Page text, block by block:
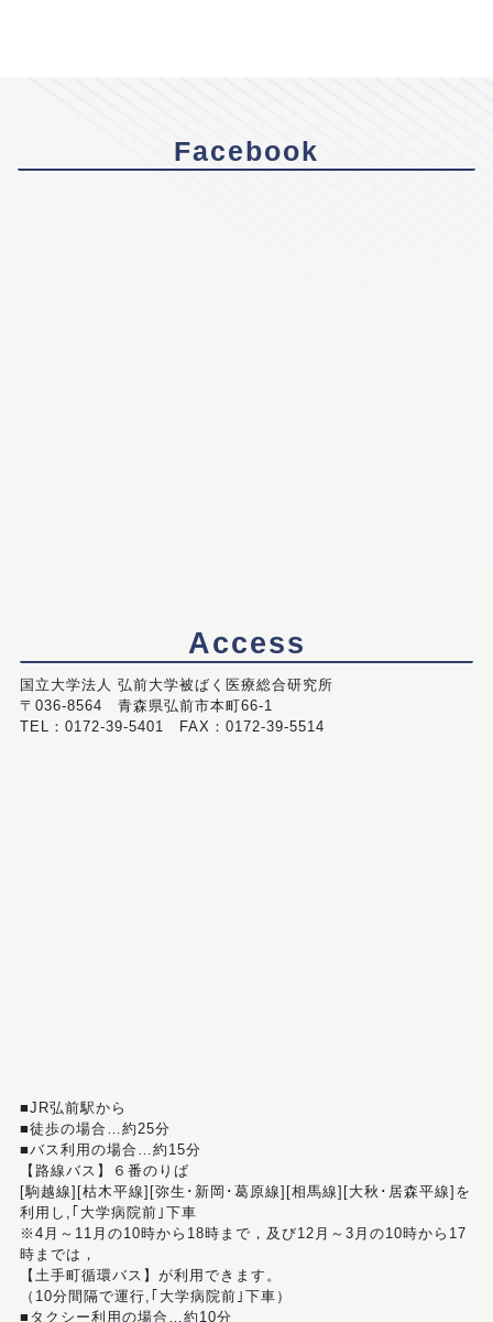
Facebook
Access
国立大学法人 弘前大学被ばく医療総合研究所
〒036-8564 青森県弘前市本町66-1
TEL：0172-39-5401 FAX：0172-39-5514
■JR弘前駅から
■徒歩の場合…約25分
■バス利用の場合…約15分
【路線バス】６番のりば
[駒越線][枯木平線][弥生･新岡･葛原線][相馬線][大秋･居森平線]を
利用し,｢大学病院前｣下車
※4月～11月の10時から18時まで，及び12月～3月の10時から17
時までは，
【土手町循環バス】が利用できます。
（10分間隔で運行,｢大学病院前｣下車）
■タクシー利用の場合…約10分